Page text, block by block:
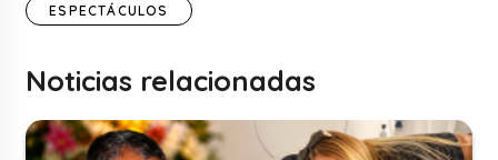
ESPECTÁCULOS
Noticias relacionadas